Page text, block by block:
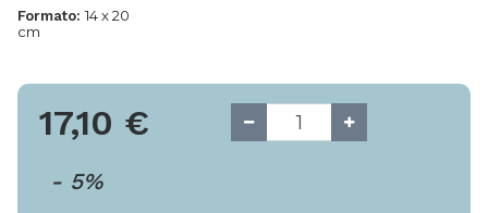
Formato: 14 x 20
cm
17,10 €
- 5%